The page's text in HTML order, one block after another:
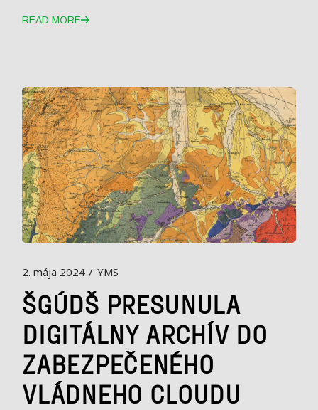
READ MORE
2. mája 2024 YMS
ŠGÚDŠ PRESUNULA
DIGITÁLNY ARCHÍV DO
ZABEZPEČENÉHO
VLÁDNEHO CLOUDU